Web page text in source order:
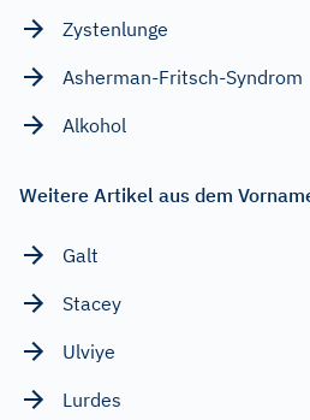
Zystenlunge
Asherman-Fritsch-Syndrom
Alkohol
Weitere Artikel aus dem
Galt
Stacey
Ulviye
Lurdes